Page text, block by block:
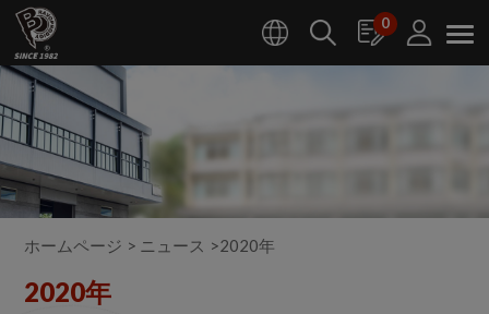
0
ホームページ ニュース 2020年
2020年
クッキー利用の管理について